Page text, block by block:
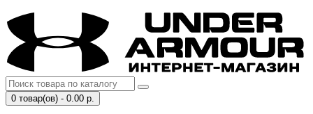
0 товар(ов) - 0.00 р.